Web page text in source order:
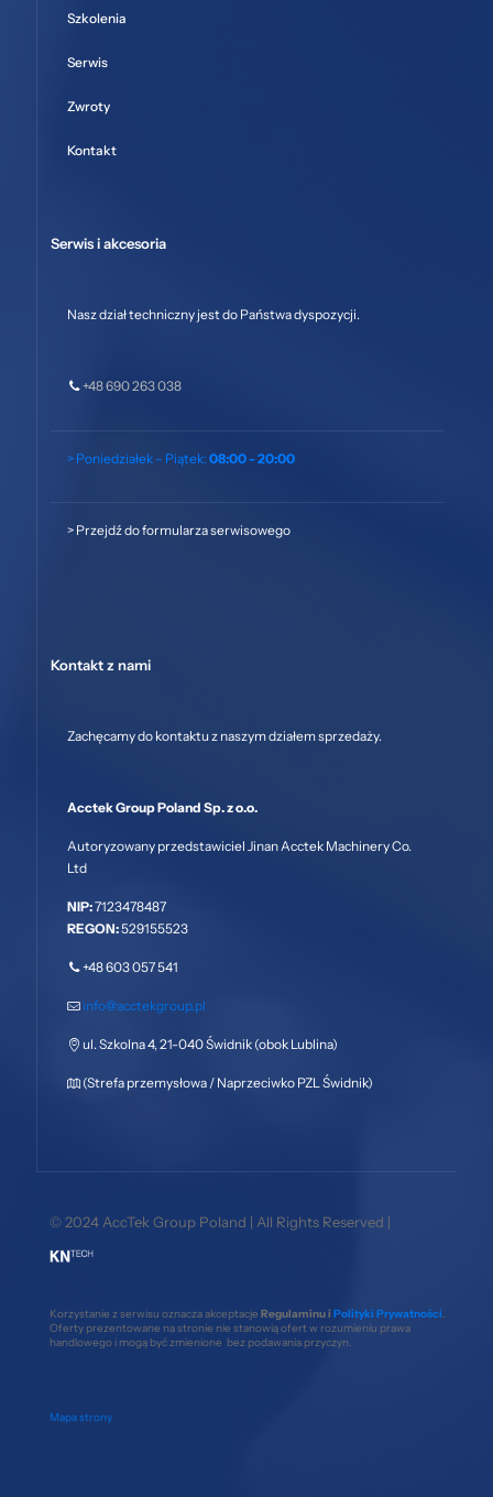
Szkolenia
Serwis
Zwroty
Kontakt
Serwis i akcesoria
Nasz dział techniczny jest do Państwa dyspozycji.
+48 690 263 038
> Poniedziałek – Piątek: 08:00 - 20:00
> Przejdź do formularza serwisowego
Kontakt z nami
Zachęcamy do kontaktu z naszym działem sprzedaży.
Acctek Group Poland Sp. z o.o.
Autoryzowany przedstawiciel Jinan Acctek Machinery Co.
Ltd
NIP:7123478487
REGON:529155523
+48 603 057 541
info@acctekgroup.pl
ul. Szkolna 4, 21-040 Świdnik (obok Lublina)
(Strefa przemysłowa / Naprzeciwko PZL Świdnik)
© 2024 AccTek Group Poland | All Rights Reserved |
Korzystanie z serwisu oznacza akceptacje Regulaminu i Polityki Prywatności
Oferty prezentowane na stronie nie stanowią ofert w rozumieniu prawa
handlowego i mogą być zmienione bez podawania przyczyn.
Mapa strony